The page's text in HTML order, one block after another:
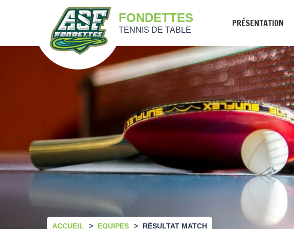
FONDETTES
TENNIS DE TABLE
PRÉSENTATION
ACCUEIL EQUIPES RÉSULTAT MATCH